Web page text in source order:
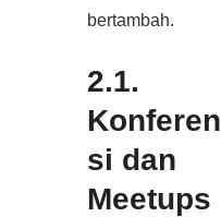
bertambah.
2.1.
Konferen
si dan
Meetups